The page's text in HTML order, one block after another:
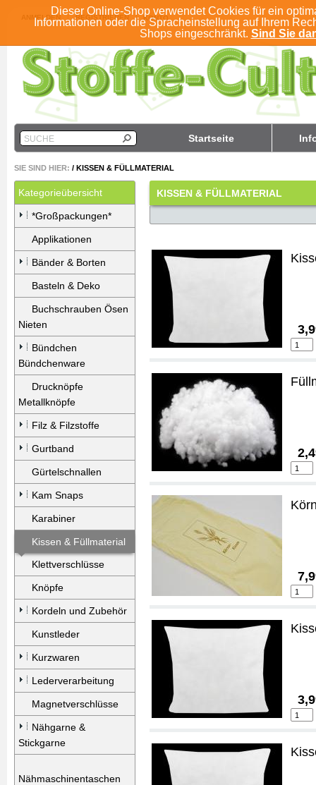
Dieser Online-Shop verwendet Cookies für ein
Informationen oder die Spracheinstellung auf Ihrem
Shops eingeschränkt. Sind Sie
ANMELDEN REGISTRIEREN KONTO
Startseite
SUCHE
SIE SIND HIER: / KISSEN & FÜLLMATERIAL
Kategorieübersicht
*Großpackungen*
Applikationen
Bänder & Borten
Basteln & Deko
Buchschrauben Ösen
Nieten
Bündchen
Bündchenware
Drucknöpfe
Metallknöpfe
Filz & Filzstoffe
Gurtband
Gürtelschnallen
Kam Snaps
Karabiner
Kissen & Füllmaterial
Klettverschlüsse
Knöpfe
Kordeln und Zubehör
Kunstleder
Kurzwaren
Lederverarbeitung
Magnetverschlüsse
Nähgarne &
Stickgarne
Nähmaschinentaschen
KISSEN & FÜLLMATERIAL